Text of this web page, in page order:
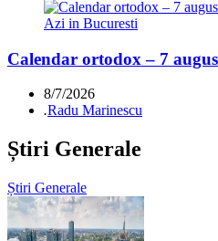
Azi in Bucuresti
Calendar ortodox – 7
8/7/2026
.Radu Marinescu
Știri Generale
Știri Generale